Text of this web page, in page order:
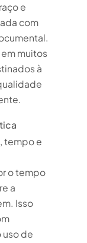
e
com
muitos
à
tempo e
o tempo
a
Isso
uso de